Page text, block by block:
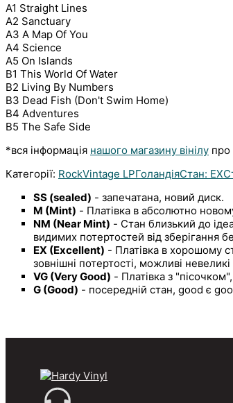
A1 Straight Lines
A2 Sanctuary
A3 A Map Of You
A4 Science
A5 On Islands
B1 This World Of Water
B2 Living By Numbers
B3 Dead Fish (Don't Swim Home)
B4 Adventures
B5 The Safe Side
*вся інформація нашого магазину вінілу про
Категорії: RockVintage LPГоландiяСтан: EX
SS (sealed) - запечатана, новий диск.
M (Mint) - Платівка в абсолютно
NM (Near Mint) - Стан близький до
видимих потертостей від зберігання
EX (Excellent) - Платівка в хорошому
зовнішні потертості, можливі
VG (Very Good) - Платівка з
G (Good) - посередній стан, good є